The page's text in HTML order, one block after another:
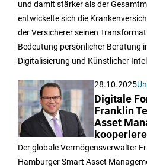
und damit stärker als der
entwickelte sich die
der Versicherer seinen
Bedeutung persönlicher Beratung
Digitalisierung und Künstlicher
28.10.2025
Digitale
Franklin
Asset
Der globale Vermögensverwalter
Hamburger Smart Asset